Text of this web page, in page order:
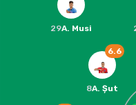
29A. Musi
6.6
8A. Șut